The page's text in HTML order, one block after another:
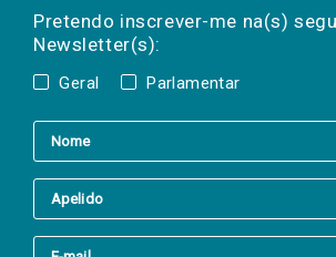
Pretendo inscrever-me na(s)
Newsletter(s):
Geral Parlamentar
a(s) newsletter(s).
mail